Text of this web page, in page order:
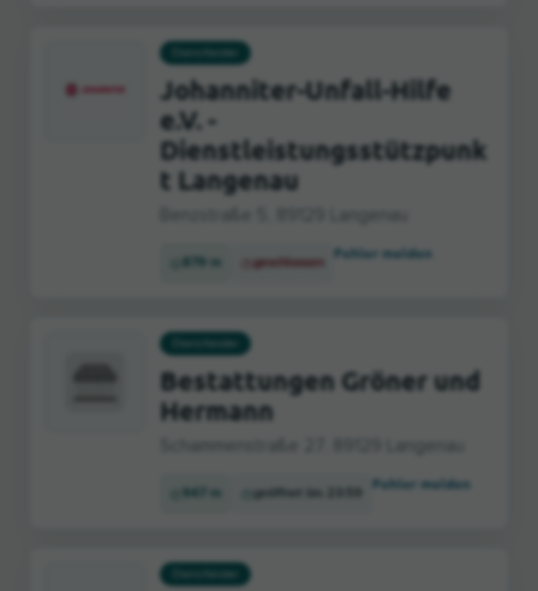
Johanniter-Unfall-Hilfe
e.V. -
Dienstleistungsstützpunk
t Langenau
879 m geschlossen
Fehler melden
Bestattungen Gröner und
Hermann
947 m geöffnet bis 23:59
Fehler melden